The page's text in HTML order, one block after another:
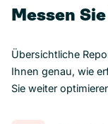
Messen
Übersichtliche
Ihnen genau, wie
Sie weiter